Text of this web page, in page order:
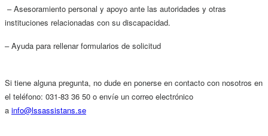
– Asesoramiento personal y apoyo ante las autoridades y otras
instituciones relacionadas con su discapacidad.
– Ayuda para rellenar formularios de solicitud
Si tiene alguna pregunta, no dude en ponerse en contacto con nosotros en
el teléfono: 031-83 36 50 o envíe un correo electrónico
a info@lssassistans.se